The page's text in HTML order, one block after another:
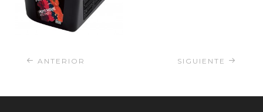
ANTERIOR SIGUIENTE